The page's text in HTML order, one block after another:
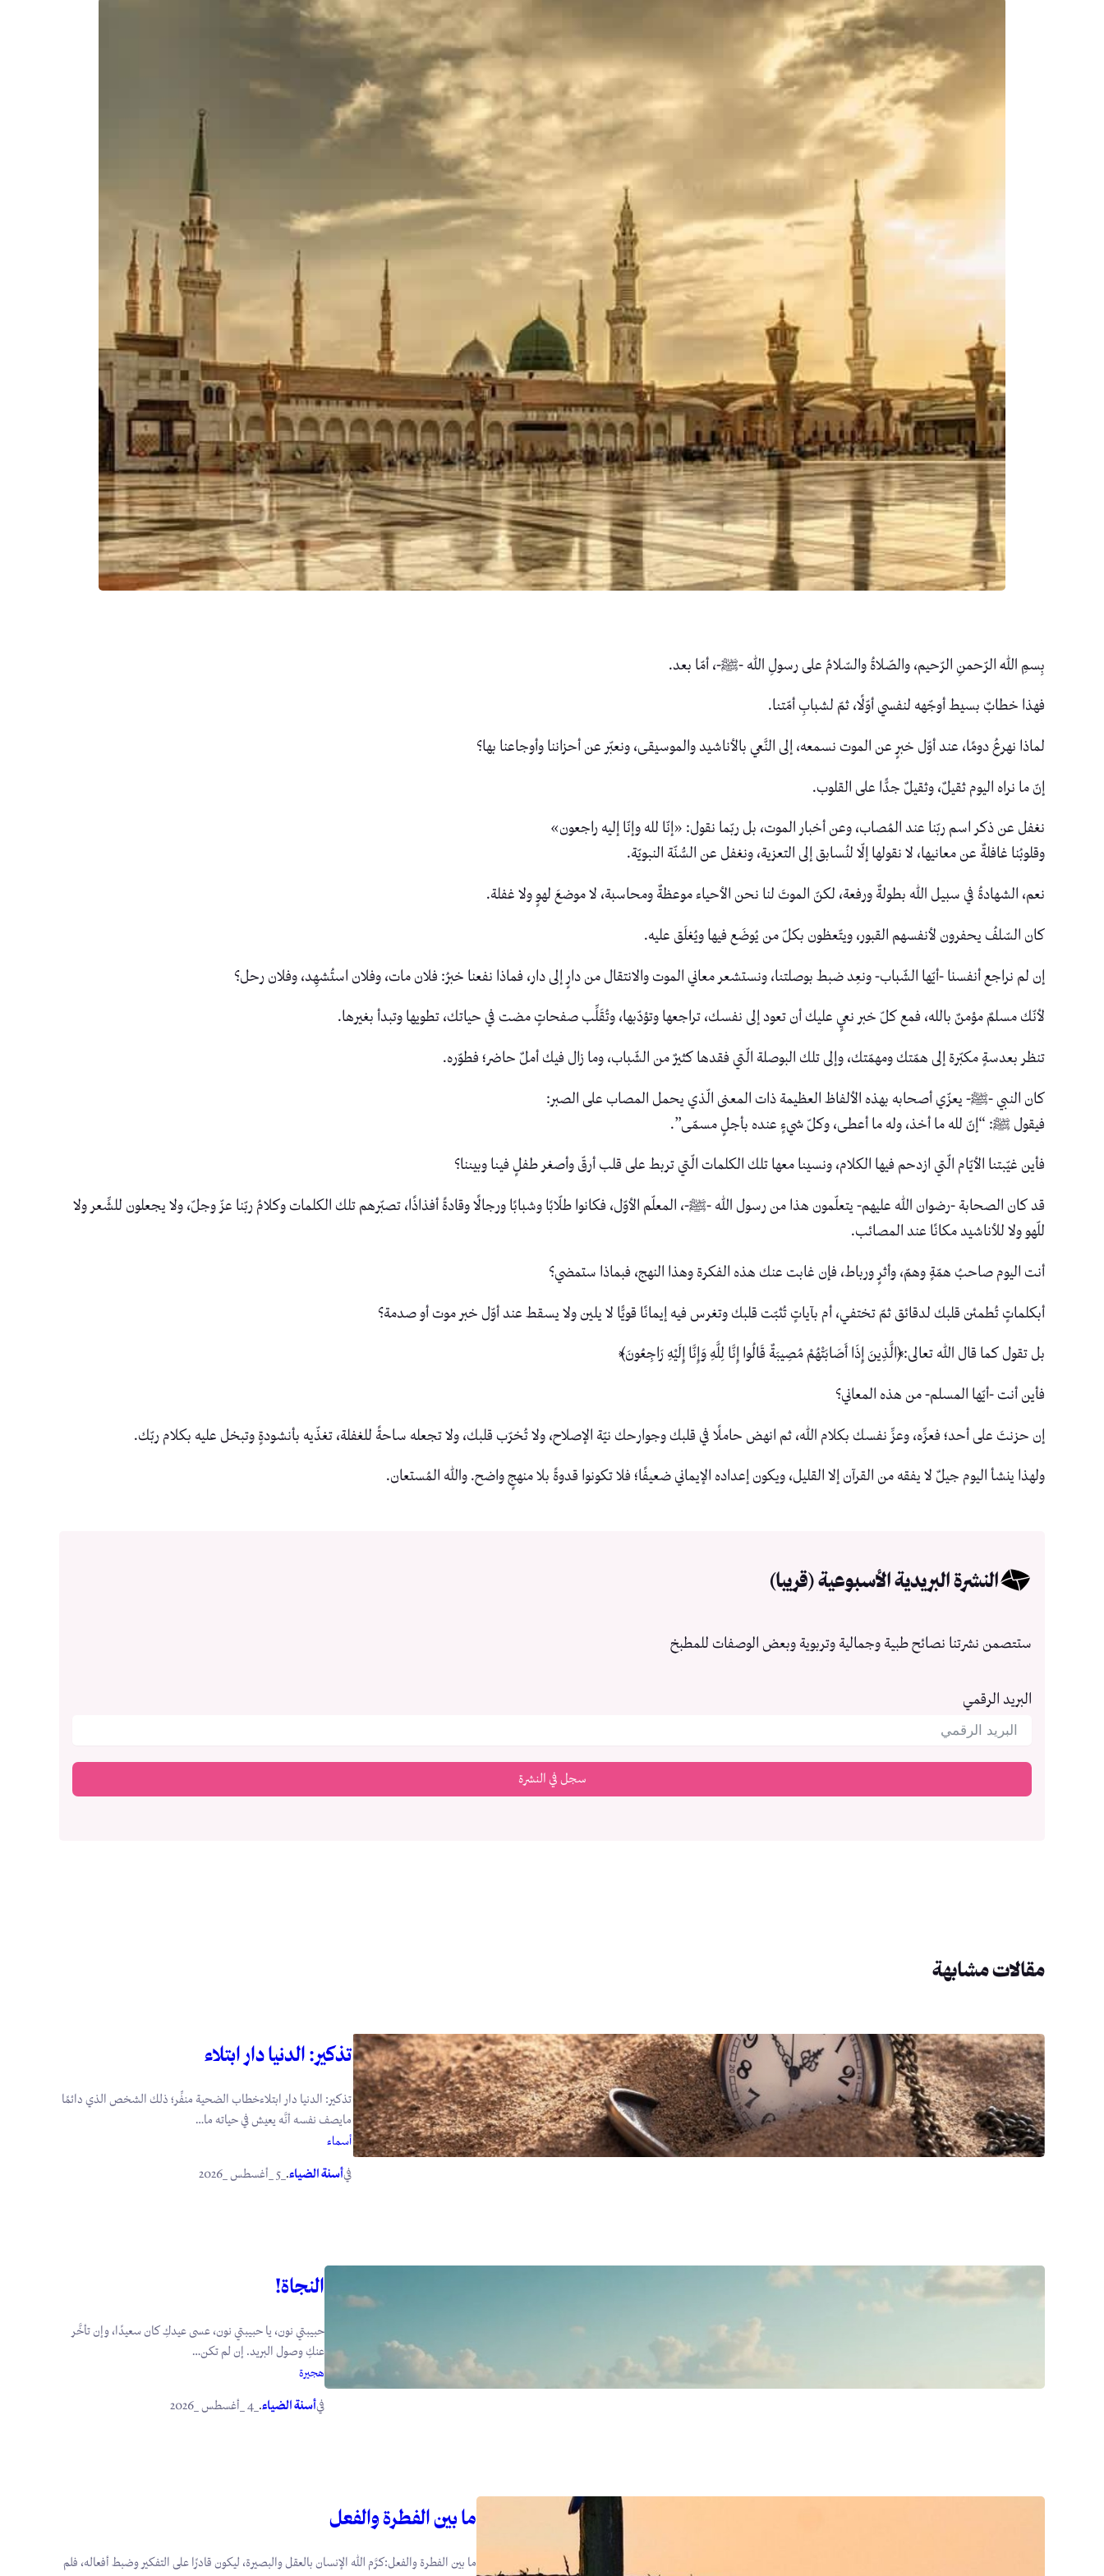
بِسمِ اللهِ الرّحمنِ الرّحيم، والصّلاةُ والسّلامُ على رسولِ الله -ﷺ-، أمّا بعد.
فهذا خطابٌ بسيط أوجّهه لنفسي أوّلًا، ثمّ لشبابِ أمّتنا.
لماذا نهرعُ دومًا، عند أوّل خبرٍ عن الموت نسمعه، إلى النَّعي بالأناشيد والموسيقى، ونعبّر عن أحزاننا وأوجاعنا بها؟
إنّ ما نراه اليوم ثقيلٌ، وثقيلٌ جدًّا على القلوب.
نغفل عن ذكر اسم ربّنا عند المُصاب، وعن أخبار الموت، بل ربّما نقول: «إنّا لله وإنّا إليه راجعون»
وقلوبُنا غافلةٌ عن معانيها، لا نقولها إلّا لنُسابق إلى التعزية، ونغفل عن السُّنّة النبويّة.
نعم، الشهادةُ في سبيل الله بطولةٌ ورفعة، لكنّ الموتَ لنا نحن الأحياء موعظةٌ ومحاسبة، لا موضعَ لهوٍ ولا غفلة.
كان السّلفُ يحفرون لأنفسهم القبور، ويتّعظون بكلّ من يُوضَع فيها ويُغلَق عليه.
إن لم نراجع أنفسنا -أيّها الشّباب- ونعِد ضبط بوصلتنا، ونستشعر معاني الموت والانتقال من دارٍ إلى دار، فماذا نفعنا خبرُ: فلان مات، وفلان استُشهِد، وفلان رحل؟
لأنّك مسلمٌ مؤمنٌ بالله، فمع كلّ خبر نعيٍ عليك أن تعود إلى نفسك، تراجعها وتؤدّبها، وتُقَلِّب صفحاتٍ مضت في حياتك، تطويها وتبدأ بغيرها.
تنظر بعدسةٍ مكبّرة إلى همّتك ومهمّتك، وإلى تلك البوصلة الّتي فقدها كثيرٌ من الشّباب، وما زال فيك أملٌ حاضر؛ فطوّره.
كان النبي -ﷺ- يعزّي أصحابه بهذه الألفاظ العظيمة ذات المعنى الّذي يحمل المصاب على الصبر:
فيقول ﷺ: “إنّ لله ما أخذ، وله ما أعطى، وكلّ شيءٍ عنده بأجلٍ مسمّى”.
فأين غيّبتنا الأيّام الّتي ازدحم فيها الكلام، ونسينا معها تلك الكلمات الّتي تربط على قلب أرقّ وأصغر طفلٍ فينا وبيننا؟
قد كان الصحابة -رضوان الله عليهم- يتعلّمون هذا من رسول الله -ﷺ-، المعلّم الأوّل، فكانوا طلّابًا وشبابًا ورجالًا وقادةً أفذاذًا، تصبّرهم تلك الكلمات وكلامُ ربّنا عزّ وجلّ، ولا يجعلون للشِّعر ولا
للّهو ولا للأناشيد مكانًا عند المصائب.
أنت اليوم صاحبُ همّةٍ وهمّ، وأثرٍ ورباط، فإن غابت عنك هذه الفكرة وهذا النهج، فبماذا ستمضي؟
أبكلماتٍ تُطمئن قلبك لدقائق ثمّ تختفي، أم بآياتٍ تُثبّت قلبك وتغرس فيه إيمانًا قويًّا لا يلين ولا يسقط عند أوّل خبر موت أو صدمة؟
بل تقول كما قال الله تعالى:﴿الَّذِينَ إِذَا أَصَابَتْهُمْ مُصِيبَةٌ قَالُوا إِنَّا لِلَّهِ وَإِنَّا إِلَيْهِ رَاجِعُونَ﴾
فأين أنت -أيّها المسلم- من هذه المعاني؟
إن حزنتَ على أحد؛ فعزِّه، وعزِّ نفسك بكلام الله، ثم انهض حاملًا في قلبك وجوارحك نيّة الإصلاح، ولا تُخرّب قلبك، ولا تجعله ساحةً للغفلة، تغذّيه بأنشودةٍ وتبخل عليه بكلام ربّك.
ولهذا ينشأ اليوم جيلٌ لا يفقه من القرآن إلا القليل، ويكون إعداده الإيماني ضعيفًا؛ فلا تكونوا قدوةً بلا منهجٍ واضح. والله المُستعان.
النشرة البريدية الأسبوعية (قريبا)
ستتصمن نشرتنا نصائح طبية وجمالية وتربوية وبعض الوصفات للمطبخ
البريد الرقمي
سجل في النشرة
مقالات مشابهة
تذكير: الدنيا دار ابتلاء
تذكير: الدنيا دار ابتلاءخطاب الضحية منفِّر؛ ذلك الشخص الذي دائمًا
مايصف نفسه أنَّه يعيش في حياته ما…
أسماء
فيأسنة الضياء.
النجاة!
حبيبتي نون، يا حبيبتي نون، عسى عيدكِ كان سعيدًا، وإن تأخَّر
عنكِ وصول البريد. إن لم تكن…
هجيرة
فيأسنة الضياء.
ما بين الفطرة والفعل
ما بين الفطرة والفعل:كرَّم الله الإنسان بالعقل والبصيرة، ليكون قادرًا على التفكير وضبط أفعاله، فلم